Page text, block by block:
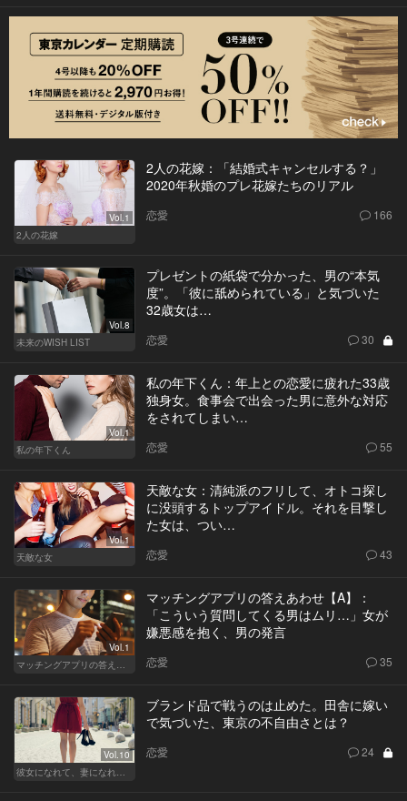
Vol.1
2人の花嫁
2人の花嫁：「結婚式キャンセルする？」
2020年秋婚のプレ花嫁たちのリアル
恋愛 166
Vol.8
未来のWISH LIST
プレゼントの紙袋で分かった、男の“本気
度”。「彼に舐められている」と気づいた
32歳女は…
恋愛 30
Vol.1
私の年下くん
私の年下くん：年上との恋愛に疲れた33歳
独身女。食事会で出会った男に意外な対応
をされてしまい…
恋愛 55
Vol.1
天敵な女
天敵な女：清純派のフリして、オトコ探し
に没頭するトップアイドル。それを目撃し
た女は、つい…
恋愛 43
Vol.1
マッチングアプリの答えあわせ【A】
マッチングアプリの答えあわせ【A】：
「こういう質問してくる男はムリ…」女が
嫌悪感を抱く、男の発言
恋愛 35
Vol.10
彼女になれて、妻になれない
ブランド品で戦うのは止めた。田舎に嫁い
で気づいた、東京の不自由さとは？
恋愛 24